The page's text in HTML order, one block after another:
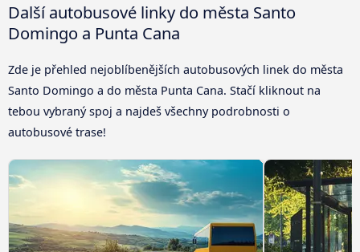
Další autobusové linky do města Santo
Domingo a Punta Cana
Zde je přehled nejoblíbenějších autobusových linek do města
Santo Domingo a do města Punta Cana. Stačí kliknout na
tebou vybraný spoj a najdeš všechny podrobnosti o
autobusové trase!